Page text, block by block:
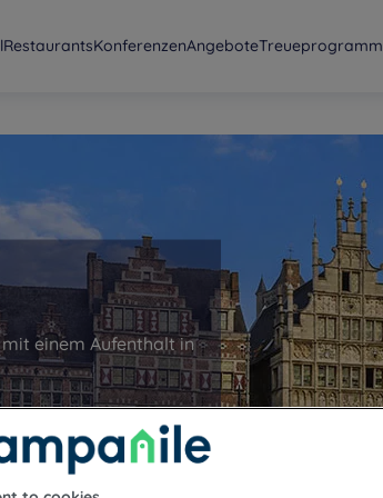
RestaurantsKonferenzenAngeboteTreueprogramm
einem Aufenthalt in